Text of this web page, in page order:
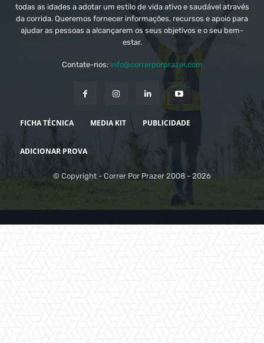
todas as idades a adotar um estilo de vida ativo e saudável através
da corrida. Queremos fornecer informações, recursos e apoio para
ajudar as pessoas a alcançarem os seus objetivos e o seu bem-
estar.
Contate-nos: info@correrporprazer.com
FICHA TÉCNICA MEDIA KIT PUBLICIDADE
ADICIONAR PROVA
© Copyright - Correr Por Prazer 2008 - 2026